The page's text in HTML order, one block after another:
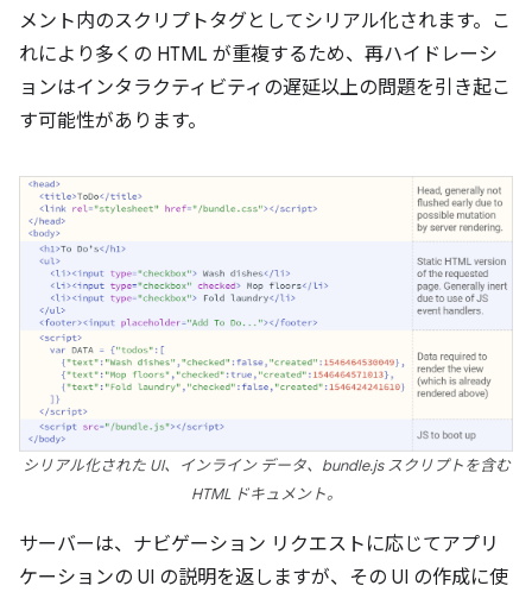
メント内のスクリプトタグとしてシリアル化されます。こ
れにより多くの HTML が重複するため、再ハイドレーシ
ョンはインタラクティビティの遅延以上の問題を引き起こ
す可能性があります。
シリアル化された UI、インライン データ、bundle.js スクリプトを含む
HTML ドキュメント。
サーバーは、ナビゲーション リクエストに応じてアプリ
ケーションの UI の説明を返しますが、その UI の作成に使